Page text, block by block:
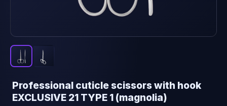
Professional cuticle scissors with hook
EXCLUSIVE 21 TYPE 1 (magnolia)